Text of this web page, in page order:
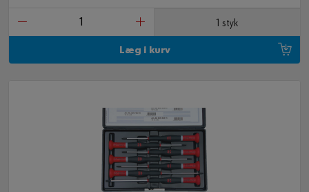
1 styk
Læg i kurv